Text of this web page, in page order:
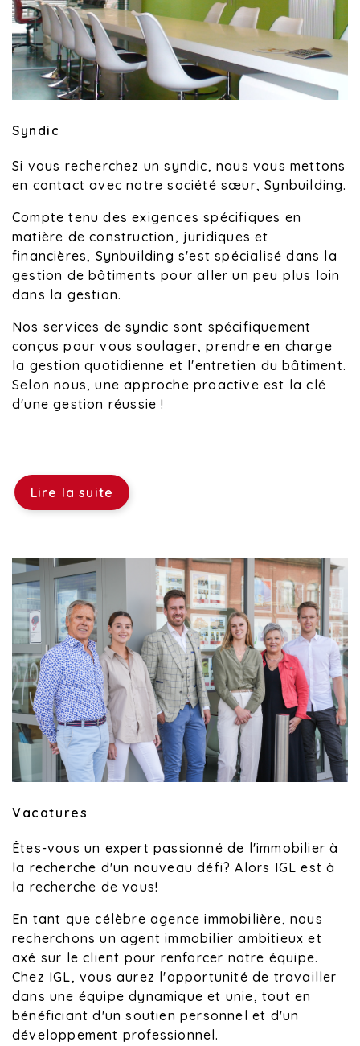
Syndic
Si vous recherchez un syndic, nous vous mettons
en contact avec notre société sœur, Synbuilding.
Compte tenu des exigences spécifiques en
matière de construction, juridiques et
financières, Synbuilding s'est spécialisé dans la
gestion de bâtiments pour aller un peu plus loin
dans la gestion.
Nos services de syndic sont spécifiquement
conçus pour vous soulager, prendre en charge
la gestion quotidienne et l'entretien du bâtiment.
Selon nous, une approche proactive est la clé
d'une gestion réussie !
Lire la suite
Vacatures
Êtes-vous un expert passionné de l'immobilier à
la recherche d'un nouveau défi? Alors IGL est à
la recherche de vous!
En tant que célèbre agence immobilière, nous
recherchons un agent immobilier ambitieux et
axé sur le client pour renforcer notre équipe.
Chez IGL, vous aurez l'opportunité de travailler
dans une équipe dynamique et unie, tout en
bénéficiant d'un soutien personnel et d'un
développement professionnel.